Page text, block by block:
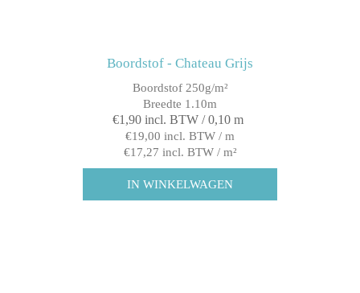
Boordstof - Chateau Grijs
Boordstof 250g/m²
Breedte 1.10m
€1,90 incl. BTW / 0,10 m
€19,00 incl. BTW / m
€17,27 incl. BTW / m²